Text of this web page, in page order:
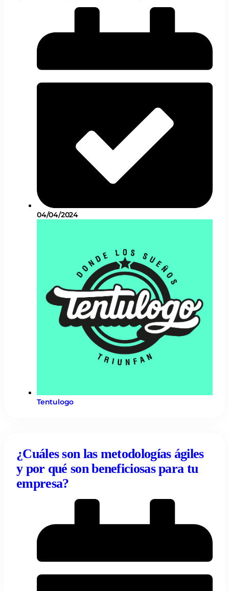
04/04/2024
Tentulogo
¿Cuáles son las metodologías ágiles
y por qué son beneficiosas para tu
empresa?